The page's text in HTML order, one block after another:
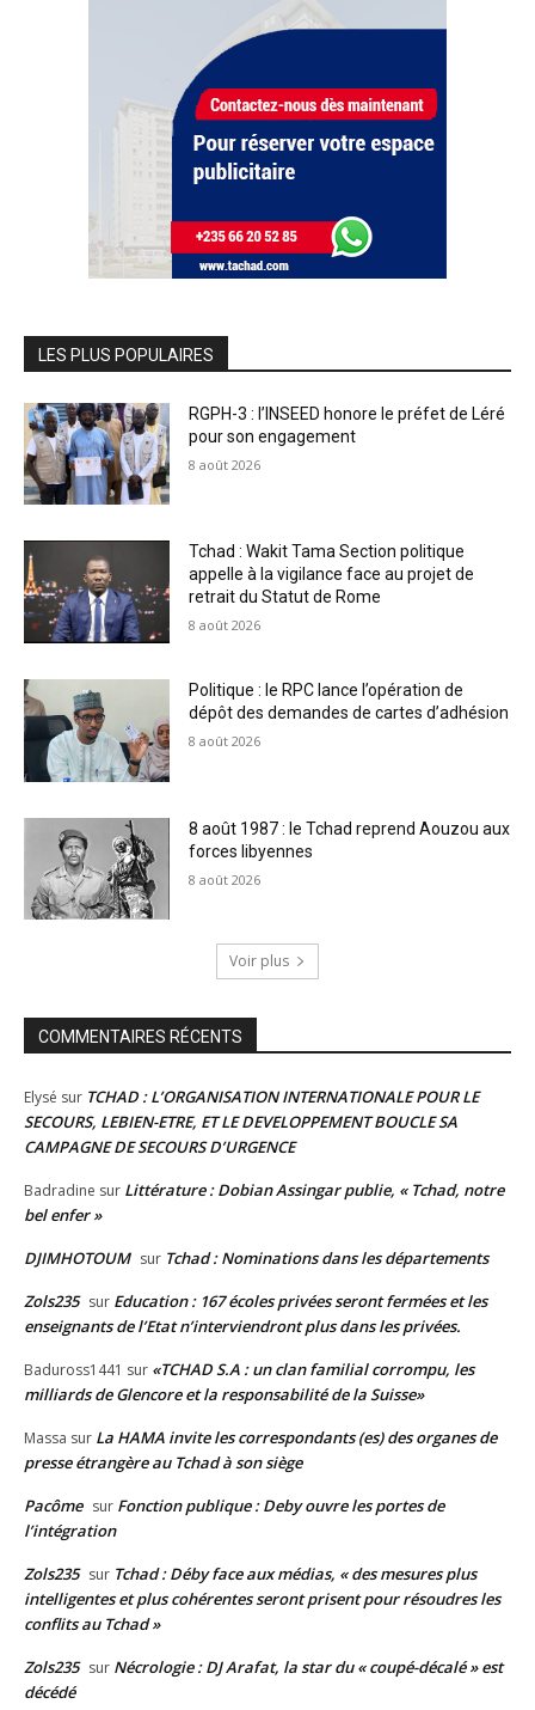
LES PLUS POPULAIRES
RGPH-3 : l’INSEED honore le préfet de Léré
pour son engagement
8 août 2026
Tchad : Wakit Tama Section politique
appelle à la vigilance face au projet de
retrait du Statut de Rome
8 août 2026
Politique : le RPC lance l’opération de
dépôt des demandes de cartes d’adhésion
8 août 2026
8 août 1987 : le Tchad reprend Aouzou aux
forces libyennes
8 août 2026
Voir plus
COMMENTAIRES RÉCENTS
Elysé sur TCHAD : L’ORGANISATION INTERNATIONALE POUR LE
SECOURS, LEBIEN-ETRE, ET LE DEVELOPPEMENT BOUCLE SA
CAMPAGNE DE SECOURS D’URGENCE
Badradine sur Littérature : Dobian Assingar publie, « Tchad, notre
bel enfer »
DJIMHOTOUM sur Tchad : Nominations dans les départements
Zols235 sur Education : 167 écoles privées seront fermées et les
enseignants de l’Etat n’interviendront plus dans les privées.
Baduross1441 sur «TCHAD S.A : un clan familial corrompu, les
milliards de Glencore et la responsabilité de la Suisse»
Massa sur La HAMA invite les correspondants (es) des organes de
presse étrangère au Tchad à son siège
Pacôme sur Fonction publique : Deby ouvre les portes de
l’intégration
Zols235 sur Tchad : Déby face aux médias, « des mesures plus
intelligentes et plus cohérentes seront prisent pour résoudres les
conflits au Tchad »
Zols235 sur Nécrologie : DJ Arafat, la star du « coupé-décalé » est
décédé